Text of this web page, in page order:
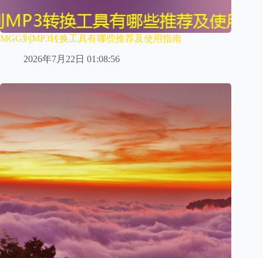
MGG到MP3转换工具有哪些推荐及使用指南
2026年7月22日 01:08:56